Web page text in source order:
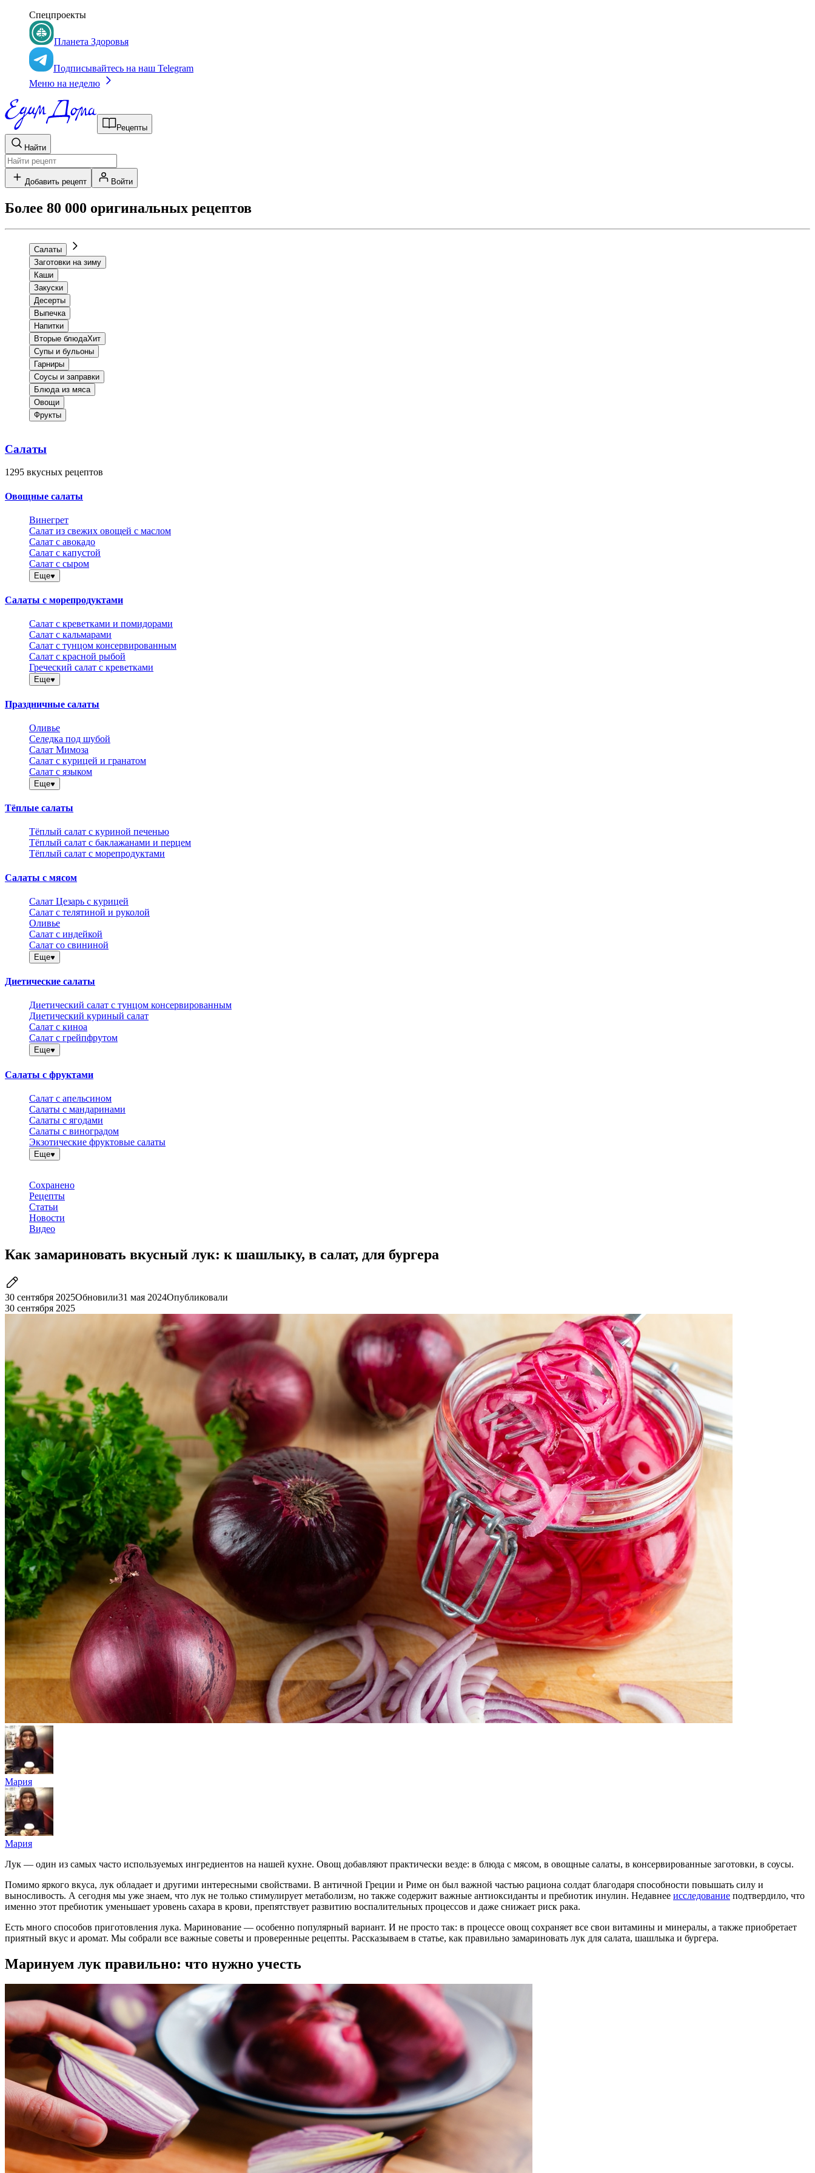
Спецпроекты
Планета Здоровья
Подписывайтесь на наш Telegram
Меню на неделю
Рецепты
Найти
Добавить рецепт Войти
Более 80 000 оригинальных рецептов
Салаты
Заготовки на зиму
Каши
Закуски
Десерты
Выпечка
Напитки
Вторые блюдаХит
Супы и бульоны
Гарниры
Соусы и заправки
Блюда из мяса
Овощи
Фрукты
Салаты
1295 вкусных рецептов
Овощные салаты
Винегрет
Салат из свежих овощей с маслом
Салат с авокадо
Салат с капустой
Салат с сыром
Еще
Салаты с морепродуктами
Салат с креветками и помидорами
Салат с кальмарами
Салат с тунцом консервированным
Салат с красной рыбой
Греческий салат с креветками
Еще
Праздничные салаты
Оливье
Селедка под шубой
Салат Мимоза
Салат с курицей и гранатом
Салат с языком
Еще
Тёплые салаты
Тёплый салат с куриной печенью
Тёплый салат с баклажанами и перцем
Тёплый салат с морепродуктами
Салаты с мясом
Салат Цезарь с курицей
Салат с телятиной и руколой
Оливье
Салат с индейкой
Салат со свининой
Еще
Диетические салаты
Диетический салат с тунцом консервированным
Диетический куриный салат
Салат с киноа
Салат с грейпфрутом
Еще
Салаты с фруктами
Салат с апельсином
Салаты с мандаринами
Салаты с ягодами
Салаты с виноградом
Экзотические фруктовые салаты
Еще
Сохранено
Рецепты
Статьи
Новости
Видео
Как замариновать вкусный лук: к шашлыку, в салат, для бургера
30 сентября 2025Обновили31 мая 2024Опубликовали
30 сентября 2025
Мария
Мария
Лук — один из самых часто используемых ингредиентов на нашей кухне. Овощ добавляют практически везде: в блюда с мясом, в овощные салаты, в консервированные заготовки, в соусы.
Помимо яркого вкуса, лук обладает и другими интересными свойствами. В античной Греции и Риме он был важной частью рациона солдат благодаря способности повышать силу и
выносливость. А сегодня мы уже знаем, что лук не только стимулирует метаболизм, но также содержит важные антиоксиданты и пребиотик инулин. Недавнее исследование подтвердило, что
именно этот пребиотик уменьшает уровень сахара в крови, препятствует развитию воспалительных процессов и даже снижает риск рака.
Есть много способов приготовления лука. Маринование — особенно популярный вариант. И не просто так: в процессе овощ сохраняет все свои витамины и минералы, а также приобретает
приятный вкус и аромат. Мы собрали все важные советы и проверенные рецепты. Рассказываем в статье, как правильно замариновать лук для салата, шашлыка и бургера.
Маринуем лук правильно: что нужно учесть